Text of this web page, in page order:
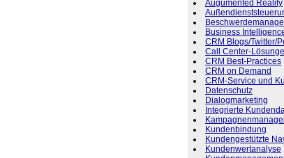
Augumented Reality
Business
CRM Blogs/Twitter/
Call Center-
CRM Best-Practices
CRM on Demand
CRM-Service und
Datenschutz
Dialogmarketing
Integrierte
Kundenbindung
Kundengestützte
Kundenwertanalyse